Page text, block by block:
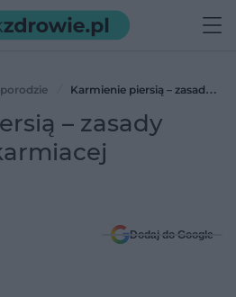
Karmienie piersią – zasady
– zasady
Dodaj do Google